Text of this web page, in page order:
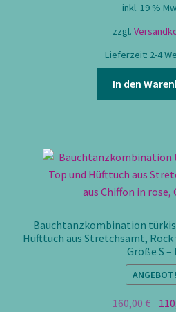
war:
inkl. 19 %
zzgl.
Lieferzeit: 2-4
In den
Bauchtanzkombination
Hüfttuch aus Stretchsamt, Rock
Größe S –
ANGEBOT!
160,00€